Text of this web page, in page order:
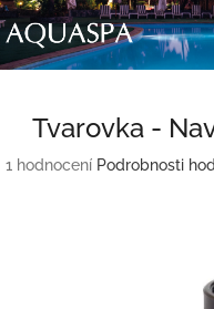
Přejít
na
obsah
Tvarovka -
Průměrné
1 hodnocení Podrobnosti